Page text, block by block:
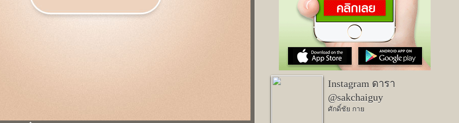
Instagram ดารา
@sakchaiguy
ศักดิ์ชัย กาย